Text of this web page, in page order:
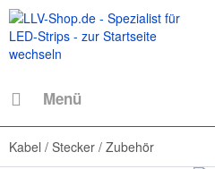
Menü
Kabel / Stecker / Zubehör